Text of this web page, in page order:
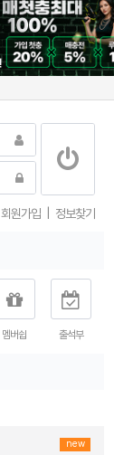
회원가입 정보찾기
멤버쉽 출석부
new